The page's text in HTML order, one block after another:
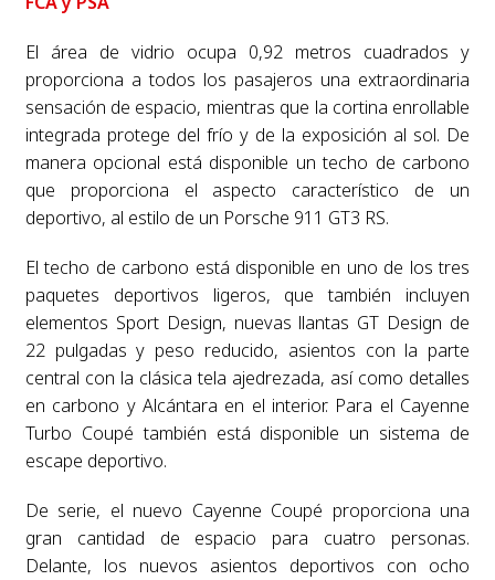
El área de vidrio ocupa 0,92 metros cuadrados y
proporciona a todos los pasajeros una extraordinaria
sensación de espacio, mientras que la cortina enrollable
integrada protege del frío y de la exposición al sol. De
manera opcional está disponible un techo de carbono
que proporciona el aspecto característico de un
deportivo, al estilo de un Porsche 911 GT3 RS.
El techo de carbono está disponible en uno de los tres
paquetes deportivos ligeros, que también incluyen
elementos Sport Design, nuevas llantas GT Design de
22 pulgadas y peso reducido, asientos con la parte
central con la clásica tela ajedrezada, así como detalles
en carbono y Alcántara en el interior. Para el Cayenne
Turbo Coupé también está disponible un sistema de
escape deportivo.
De serie, el nuevo Cayenne Coupé proporciona una
gran cantidad de espacio para cuatro personas.
Delante, los nuevos asientos deportivos con ocho